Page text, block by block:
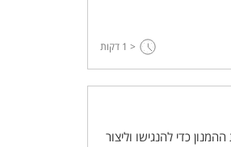
< 1 דקות
כדי להנגישו וליצור